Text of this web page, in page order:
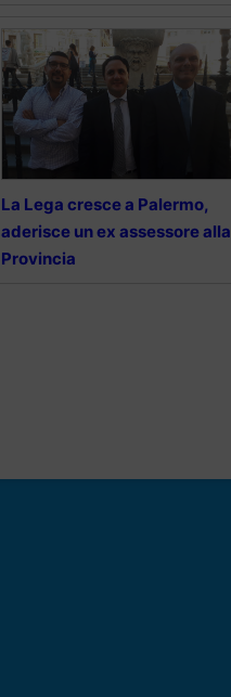
La Lega cresce a Palermo,
aderisce un ex assessore alla
Provincia